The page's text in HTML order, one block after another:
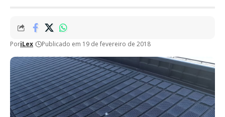
PoriLex Publicado em 19 de fevereiro de 2018